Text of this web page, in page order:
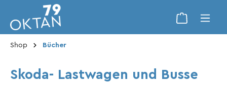
Shop Bücher
Skoda- Lastwagen und Busse